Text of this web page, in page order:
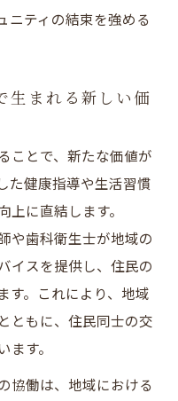
ニティの結束を強める
生まれる新しい価
ことで、新たな価値が
た健康指導や生活習慣
に直結します。
や歯科衛生士が地域の
イスを提供し、住民の
す。これにより、地域
ともに、住民同士の交
す。
協働は、地域における